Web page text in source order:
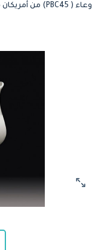
وعاء ( PBC45) من أمريكان ميتال كرافت